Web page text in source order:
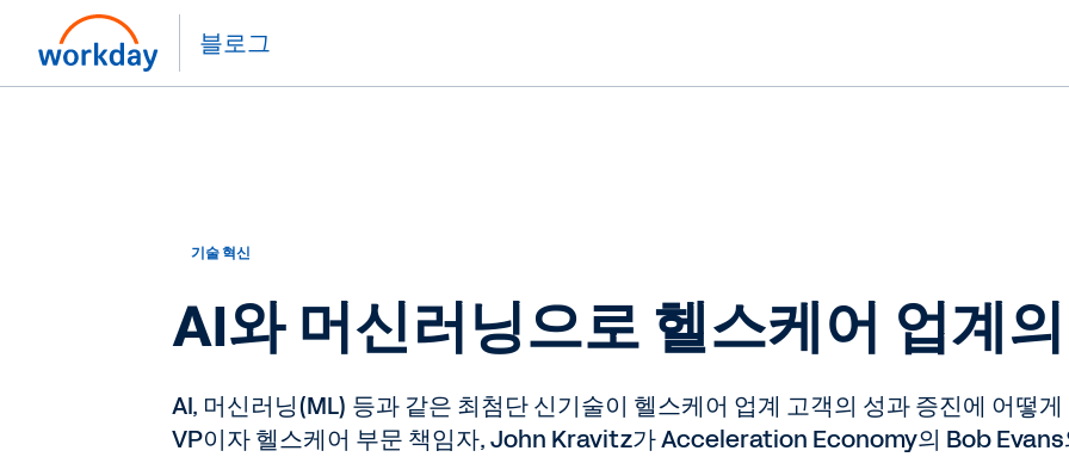
블로그
기술 혁신
AI와 머신러닝으로 헬스케어 업계
AI, 머신러닝(ML) 등과 같은 최첨단 신기술이 헬스케어 업계 고객의 성과 증진에 어떻
VP이자 헬스케어 부문 책임자, John Kravitz가 Acceleration Economy의 Bob Evans